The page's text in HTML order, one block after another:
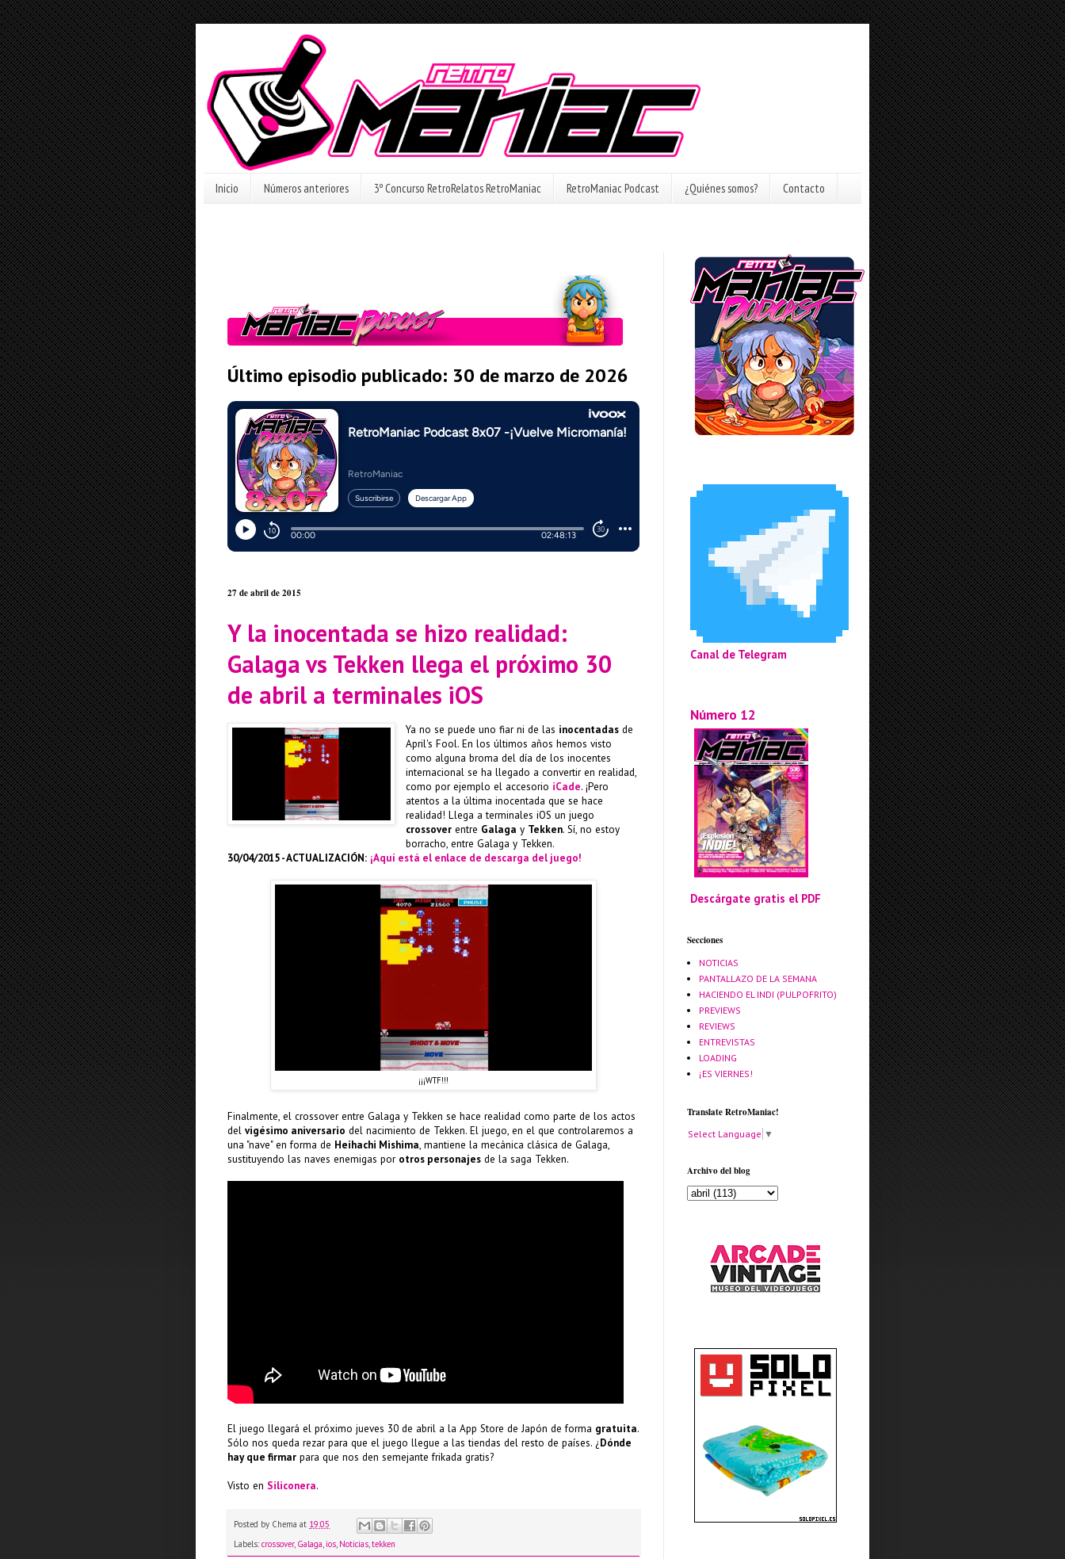
Inicio Números anteriores 3º Concurso RetroRelatos RetroManiac RetroManiac Podcast ¿Quiénes somos? Contacto
Último episodio publicado: 30 de marzo de 2026
27 de abril de 2015
Y la inocentada se hizo realidad:
Galaga vs Tekken llega el próximo 30
de abril a terminales iOS
Ya no se puede uno fiar ni de las inocentadas de
April's Fool. En los últimos años hemos visto
como alguna broma del día de los inocentes
internacional se ha llegado a convertir en realidad,
como por ejemplo el accesorio iCade. ¡Pero
atentos a la última inocentada que se hace
realidad! Llega a terminales iOS un juego
crossover entre Galaga y Tekken. Sí, no estoy
borracho, entre Galaga y Tekken.
30/04/2015 - ACTUALIZACIÓN: ¡Aquí está el enlace de descarga del juego!
¡¡¡WTF!!!
Finalmente, el crossover entre Galaga y Tekken se hace realidad como parte de los actos
del vigésimo aniversario del nacimiento de Tekken. El juego, en el que controlaremos a
una "nave" en forma de Heihachi Mishima, mantiene la mecánica clásica de Galaga,
sustituyendo las naves enemigas por otros personajes de la saga Tekken.
El juego llegará el próximo jueves 30 de abril a la App Store de Japón de forma gratuita.
Sólo nos queda rezar para que el juego llegue a las tiendas del resto de países. ¿Dónde
hay que firmar para que nos den semejante frikada gratis?
Visto en Siliconera.
Posted by Chema at 19:05
Labels: crossover, Galaga ios Noticias tekken
Canal de Telegram
Número 12
Descárgate gratis el PDF
Secciones
NOTICIAS
PANTALLAZO DE LA SEMANA
HACIENDO EL INDI (PULPOFRITO)
PREVIEWS
REVIEWS
ENTREVISTAS
LOADING
¡ES VIERNES!
Translate RetroManiac!
Select Language ▼
Archivo del blog